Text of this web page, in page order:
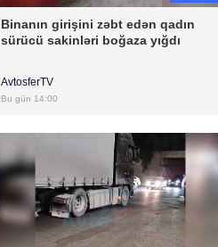
Binanın girişini zəbt edən qadın
sürücü sakinləri boğaza yığdı
AvtosferTV
Bu gün 14:00